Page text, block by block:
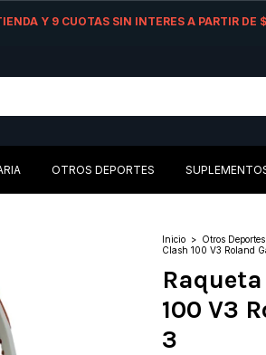
Y 9 CUOTAS SIN INTERES A PARTIR
OTROS DEPORTES
Inicio > Otros Deportes
Clash 100 V3 Roland
100 V3
3